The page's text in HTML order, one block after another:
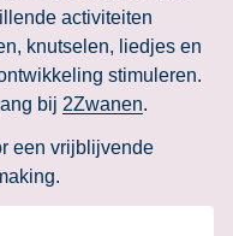
activiteiten
knutselen, liedjes en
stimuleren.
bij 2Zwanen.
een vrijblijvende